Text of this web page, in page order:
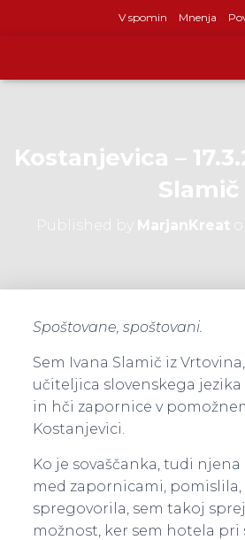
V spomin Mnenja
Kostanjevica –
Slamič
Published by MarjanKreat
Spoštovane, spoštovani.
Sem Ivana Slamič iz
učiteljica slovenskega
in hči zapornice v
Kostanjevici.
Ko je sovaščanka, tudi
med zapornicami, pomislila,
spregovorila, sem takoj
možnost, ker sem hotela